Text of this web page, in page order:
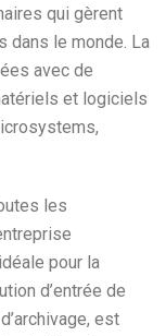
qui gèrent
dans le monde. La
avec de
et logiciels
les
pour la
d’entrée de
est